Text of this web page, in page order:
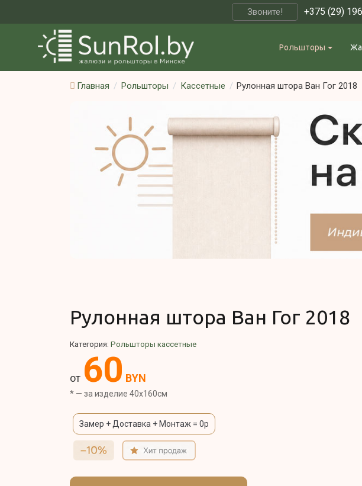
Рольшторы
Главная Рольшторы Кассетные Рулонная штора Ван Гог 2018
Рулонная штора Ван Гог 2018
Категория: Рольшторы кассетные
от 60 BYN
* — за изделие 40x160см
Замер + Доставка + Монтаж = 0р
Звоните! +375 (29)